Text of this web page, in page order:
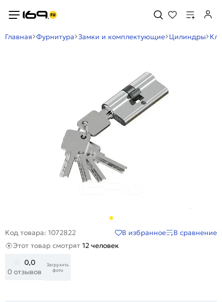
Главная Фурнитура Замки и комплектующие Цилиндры
Код товара: 1072822 В избранное
В сравнение
Этот товар смотрят 12 человек
0,0
0 отзывов
Загрузить
фото